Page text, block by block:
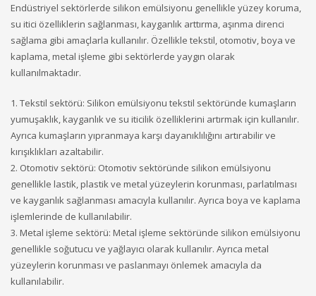
Endüstriyel sektörlerde silikon emülsiyonu genellikle yüzey koruma,
su itici özelliklerin sağlanması, kayganlık arttırma, aşınma direnci
sağlama gibi amaçlarla kullanılır. Özellikle tekstil, otomotiv, boya ve
kaplama, metal işleme gibi sektörlerde yaygın olarak
kullanılmaktadır.
1. Tekstil sektörü: Silikon emülsiyonu tekstil sektöründe kumaşların
yumuşaklık, kayganlık ve su iticilik özelliklerini artırmak için kullanılır.
Ayrıca kumaşların yıpranmaya karşı dayanıklılığını artırabilir ve
kırışıklıkları azaltabilir.
2. Otomotiv sektörü: Otomotiv sektöründe silikon emülsiyonu
genellikle lastik, plastik ve metal yüzeylerin korunması, parlatılması
ve kayganlık sağlanması amacıyla kullanılır. Ayrıca boya ve kaplama
işlemlerinde de kullanılabilir.
3. Metal işleme sektörü: Metal işleme sektöründe silikon emülsiyonu
genellikle soğutucu ve yağlayıcı olarak kullanılır. Ayrıca metal
yüzeylerin korunması ve paslanmayı önlemek amacıyla da
kullanılabilir.